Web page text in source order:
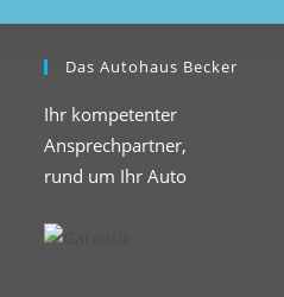
Das Autohaus Becker
Ihr kompetenter
Ansprechpartner,
rund um Ihr Auto